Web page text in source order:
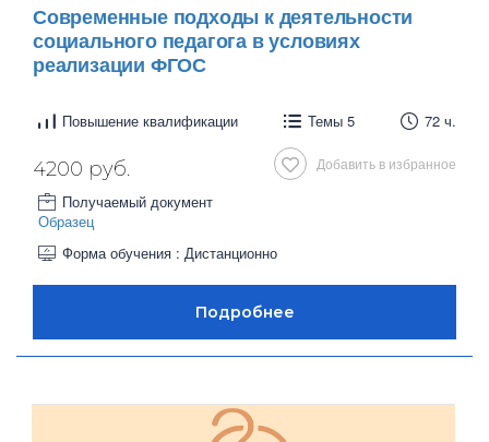
Современные подходы к деятельности
социального педагога в условиях
реализации ФГОС
Повышение квалификации Темы 5 72 ч.
Добавить в избранное
4200 руб.
Получаемый документ
Образец
Форма обучения : Дистанционно